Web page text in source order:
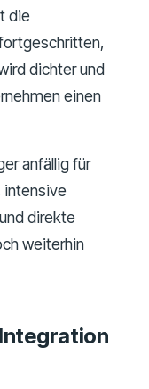
die
dichter und
einen
anfällig für
intensive
direkte
weiterhin